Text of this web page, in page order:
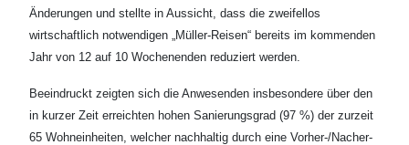
Änderungen und stellte in Aussicht, dass die zweifellos
wirtschaftlich notwendigen „Müller-Reisen“ bereits im kommenden
Jahr von 12 auf 10 Wochenenden reduziert werden.
Beeindruckt zeigten sich die Anwesenden insbesondere über den
in kurzer Zeit erreichten hohen Sanierungsgrad (97 %) der zurzeit
65 Wohneinheiten, welcher nachhaltig durch eine Vorher-/Nacher-